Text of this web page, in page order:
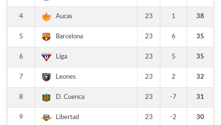
4 Aucas 23 1 38
5 Barcelona 23 6 35
6 Liga 23 5 35
7 Leones 23 2 32
8 D. Cuenca 23 -7 31
9 Libertad 23 -2 30